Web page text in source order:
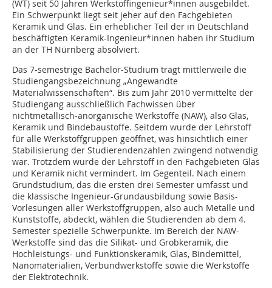
(WT) seit 50 Jahren Werkstoffingenieur*innen ausgebildet.
Ein Schwerpunkt liegt seit jeher auf den Fachgebieten
Keramik und Glas. Ein erheblicher Teil der in Deutschland
beschäftigten Keramik-Ingenieur*innen haben ihr Studium
an der TH Nürnberg absolviert.
Das 7-semestrige Bachelor-Studium trägt mittlerweile die
Studiengangsbezeichnung „Angewandte
Materialwissenschaften“. Bis zum Jahr 2010 vermittelte der
Studiengang ausschließlich Fachwissen über
nichtmetallisch-anorganische Werkstoffe (NAW), also Glas,
Keramik und Bindebaustoffe. Seitdem wurde der Lehrstoff
für alle Werkstoffgruppen geöffnet, was hinsichtlich einer
Stabilisierung der Studierendenzahlen zwingend notwendig
war. Trotzdem wurde der Lehrstoff in den Fachgebieten Glas
und Keramik nicht vermindert. Im Gegenteil. Nach einem
Grundstudium, das die ersten drei Semester umfasst und
die klassische Ingenieur-Grundausbildung sowie Basis-
Vorlesungen aller Werkstoffgruppen, also auch Metalle und
Kunststoffe, abdeckt, wählen die Studierenden ab dem 4.
Semester spezielle Schwerpunkte. Im Bereich der NAW-
Werkstoffe sind das die Silikat- und Grobkeramik, die
Hochleistungs- und Funktionskeramik, Glas, Bindemittel,
Nanomaterialien, Verbundwerkstoffe sowie die Werkstoffe
der Elektrotechnik.